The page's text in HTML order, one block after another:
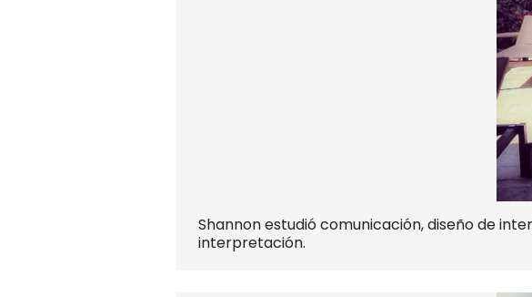
Shannon estudió comunicación, diseño de
interpretación.